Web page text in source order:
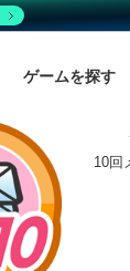
ゲームを探す
10回